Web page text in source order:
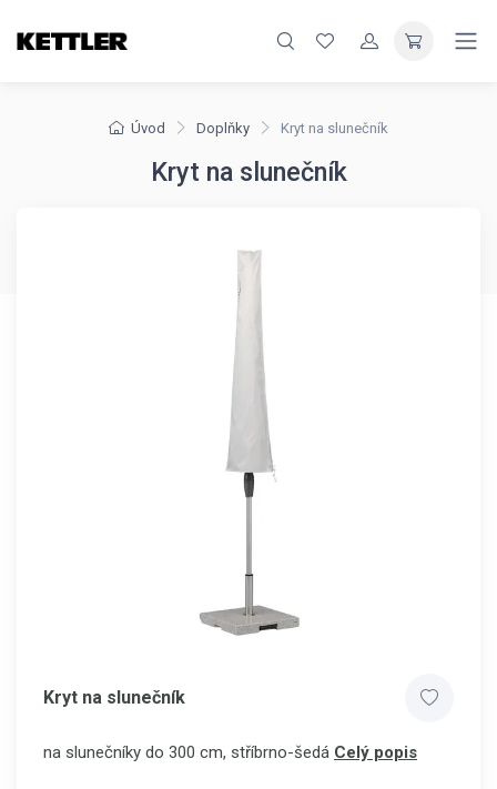
Úvod Doplňky Kryt na slunečník
Kryt na slunečník
Kryt na slunečník
na slunečníky do 300 cm, stříbrno-šedá Celý popis